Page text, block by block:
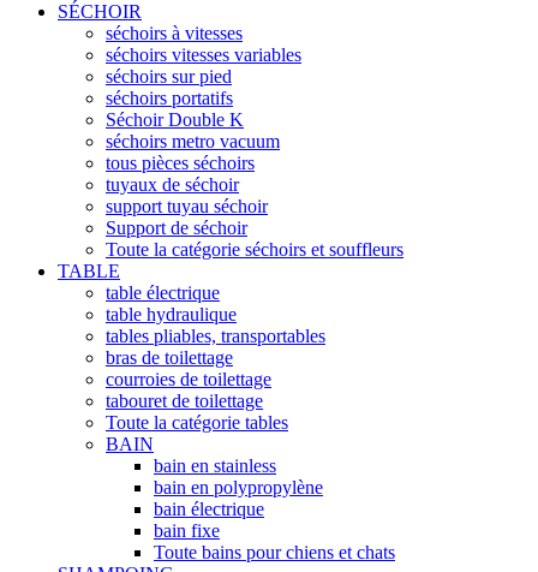
SÉCHOIR
séchoirs à vitesses
séchoirs vitesses variables
séchoirs sur pied
séchoirs portatifs
Séchoir Double K
séchoirs metro vacuum
tous pièces séchoirs
tuyaux de séchoir
support tuyau séchoir
Support de séchoir
Toute la catégorie séchoirs et souffleurs
TABLE
table électrique
table hydraulique
tables pliables, transportables
bras de toilettage
courroies de toilettage
tabouret de toilettage
Toute la catégorie tables
BAIN
bain en stainless
bain en polypropylène
bain électrique
bain fixe
Toute bains pour chiens et chats